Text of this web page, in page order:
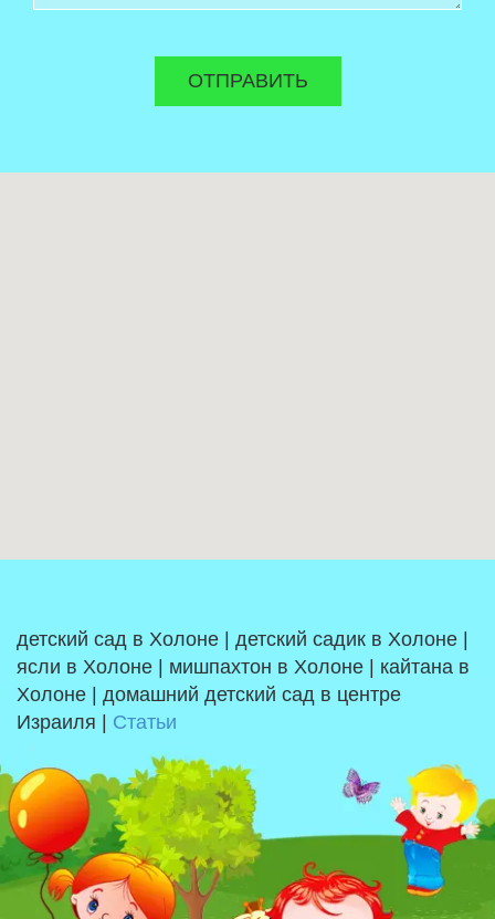
детский сад в Холоне | детский садик в Холоне |
ясли в Холоне | мишпахтон в Холоне | кайтана в
Холоне | домашний детский сад в центре
Израиля | Статьи